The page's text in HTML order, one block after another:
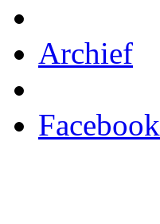
Archief
Facebook